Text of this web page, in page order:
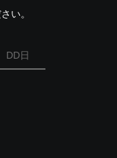
い。
DD日